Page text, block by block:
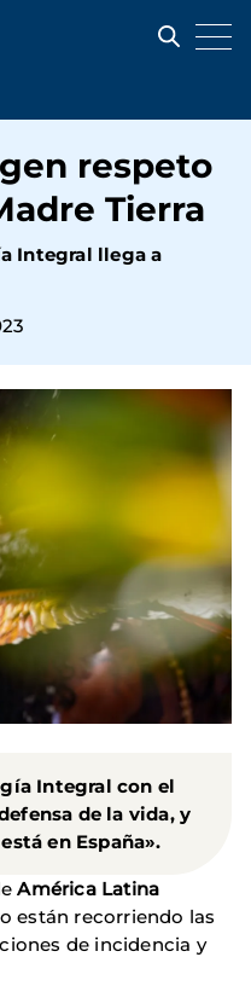
respeto
Tierra
Integral llega a
Integral con el
de la vida, y
está en España».
América Latina
están recorriendo las
de incidencia y